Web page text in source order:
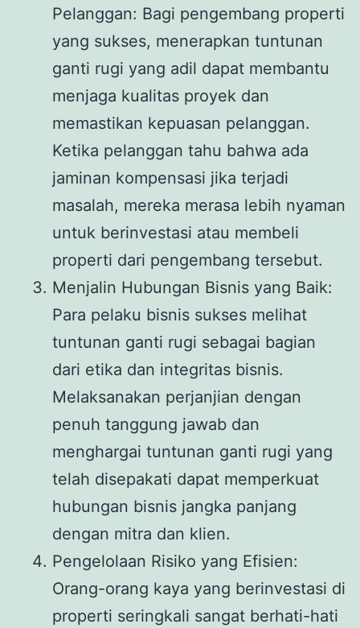
Pelanggan: Bagi pengembang properti
yang sukses, menerapkan tuntunan
ganti rugi yang adil dapat membantu
menjaga kualitas proyek dan
memastikan kepuasan pelanggan.
Ketika pelanggan tahu bahwa ada
jaminan kompensasi jika terjadi
masalah, mereka merasa lebih nyaman
untuk berinvestasi atau membeli
properti dari pengembang tersebut.
Menjalin Hubungan Bisnis yang Baik:
Para pelaku bisnis sukses melihat
tuntunan ganti rugi sebagai bagian
dari etika dan integritas bisnis.
Melaksanakan perjanjian dengan
penuh tanggung jawab dan
menghargai tuntunan ganti rugi yang
telah disepakati dapat memperkuat
hubungan bisnis jangka panjang
dengan mitra dan klien.
Pengelolaan Risiko yang Efisien:
Orang-orang kaya yang berinvestasi di
properti seringkali sangat berhati-hati